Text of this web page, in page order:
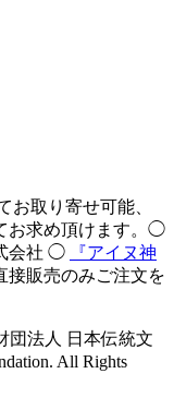
取り寄せ可能、
お求め頂けます。◯
会社 ◯
『アイヌ神
接販売のみご注文を
団法人 日本伝統文
All Rights